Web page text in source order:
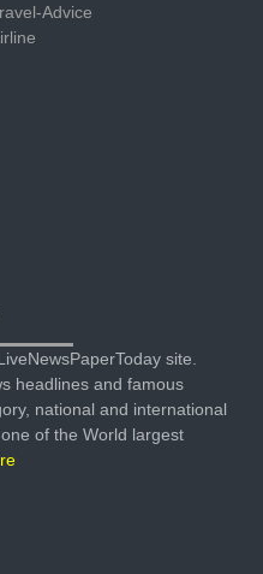
Advice
site.
headlines and famous
national and international
of the World largest